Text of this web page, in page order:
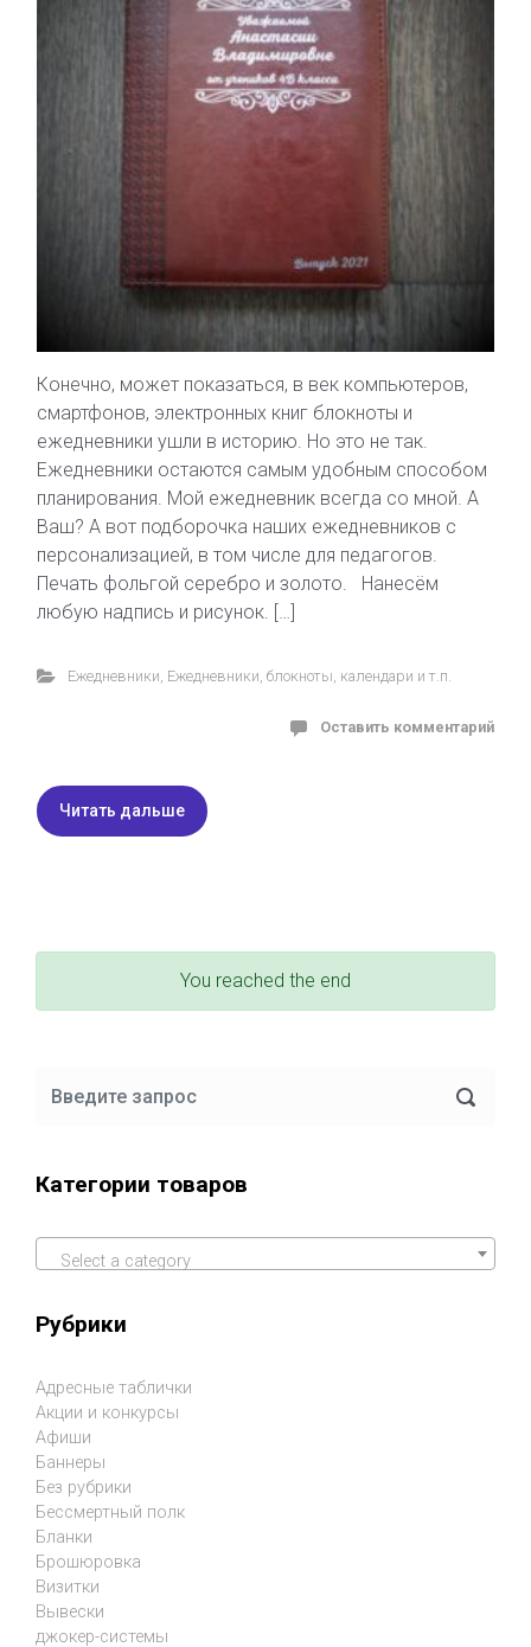
Конечно, может показаться, в век компьютеров,
смартфонов, электронных книг блокноты и
ежедневники ушли в историю. Но это не так.
Ежедневники остаются самым удобным способом
планирования. Мой ежедневник всегда со мной. А
Ваш? А вот подборочка наших ежедневников с
персонализацией, в том числе для педагогов.
Печать фольгой серебро и золото. Нанесём
любую надпись и рисунок. […]
Ежедневники Ежедневники, блокноты, календари и т.п.
Оставить комментарий
Читать дальше
You reached the end
Категории товаров
Select a category
Рубрики
Адресные таблички
Акции и конкурсы
Афиши
Баннеры
Без рубрики
Бессмертный полк
Бланки
Брошюровка
Визитки
Вывески
джокер-системы